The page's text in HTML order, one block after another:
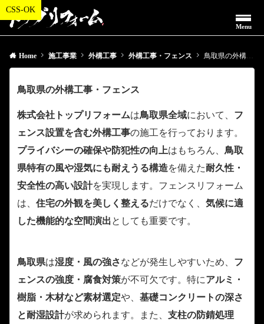
Menu
Home 施工事業 外構工事 外構工事・フェンス 鳥取県の外構工事・フェンス
鳥取県の外構工事・フェンス
株式会社トップリフォームは鳥取県全域において、 フ
ェンス設置を含む外構工事の施工を行っております。
プライバシーの確保や防犯性の向上はもちろん、 鳥取
県特有の風や湿気にも耐えうる構造を備えた耐久性・
安全性の高い設計を実現します。フェンスリフォーム
は、 住宅の外観を美しく整えるだけでなく、 気候に適
した機能的な空間演出としても重要です。
鳥取県は湿度・風の強さなどが発生しやすいため、 フ
ェンスの強度・腐食対策が不可欠です。特にアルミ・
樹脂・木材など素材選定や、 基礎コンクリートの深さ
と耐湿設計が求められます。また、 支柱の防錆処理